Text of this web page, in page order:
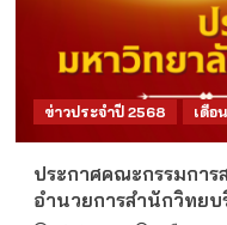
ข่าวประจำปี 2568 เดือ
ประกาศคณะกรรมการ
อำนวยการสำนักวิทยบ